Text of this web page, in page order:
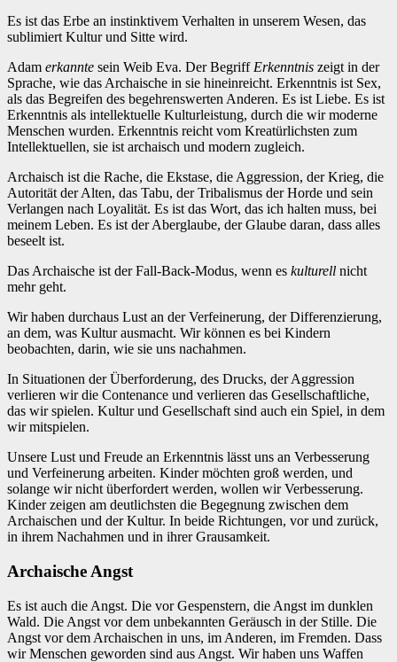
Es ist das Erbe an instinktivem Verhalten in unserem Wesen, das
sublimiert Kultur und Sitte wird.
Adam erkannte sein Weib Eva. Der Begriff Erkenntnis zeigt in der
Sprache, wie das Archaische in sie hineinreicht. Erkenntnis ist Sex,
als das Begreifen des begehrenswerten Anderen. Es ist Liebe. Es ist
Erkenntnis als intellektuelle Kulturleistung, durch die wir moderne
Menschen wurden. Erkenntnis reicht vom Kreatürlichsten zum
Intellektuellen, sie ist archaisch und modern zugleich.
Archaisch ist die Rache, die Ekstase, die Aggression, der Krieg, die
Autorität der Alten, das Tabu, der Tribalismus der Horde und sein
Verlangen nach Loyalität. Es ist das Wort, das ich halten muss, bei
meinem Leben. Es ist der Aberglaube, der Glaube daran, dass alles
beseelt ist.
Das Archaische ist der Fall-Back-Modus, wenn es kulturell nicht
mehr geht.
Wir haben durchaus Lust an der Verfeinerung, der Differenzierung,
an dem, was Kultur ausmacht. Wir können es bei Kindern
beobachten, darin, wie sie uns nachahmen.
In Situationen der Überforderung, des Drucks, der Aggression
verlieren wir die Contenance und verlieren das Gesellschaftliche,
das wir spielen. Kultur und Gesellschaft sind auch ein Spiel, in dem
wir mitspielen.
Unsere Lust und Freude an Erkenntnis lässt uns an Verbesserung
und Verfeinerung arbeiten. Kinder möchten groß werden, und
solange wir nicht überfordert werden, wollen wir Verbesserung.
Kinder zeigen am deutlichsten die Begegnung zwischen dem
Archaischen und der Kultur. In beide Richtungen, vor und zurück,
in ihrem Nachahmen und in ihrer Grausamkeit.
Archaische Angst
Es ist auch die Angst. Die vor Gespenstern, die Angst im dunklen
Wald. Die Angst vor dem unbekannten Geräusch in der Stille. Die
Angst vor dem Archaischen in uns, im Anderen, im Fremden. Dass
wir Menschen geworden sind aus Angst. Wir haben uns Waffen